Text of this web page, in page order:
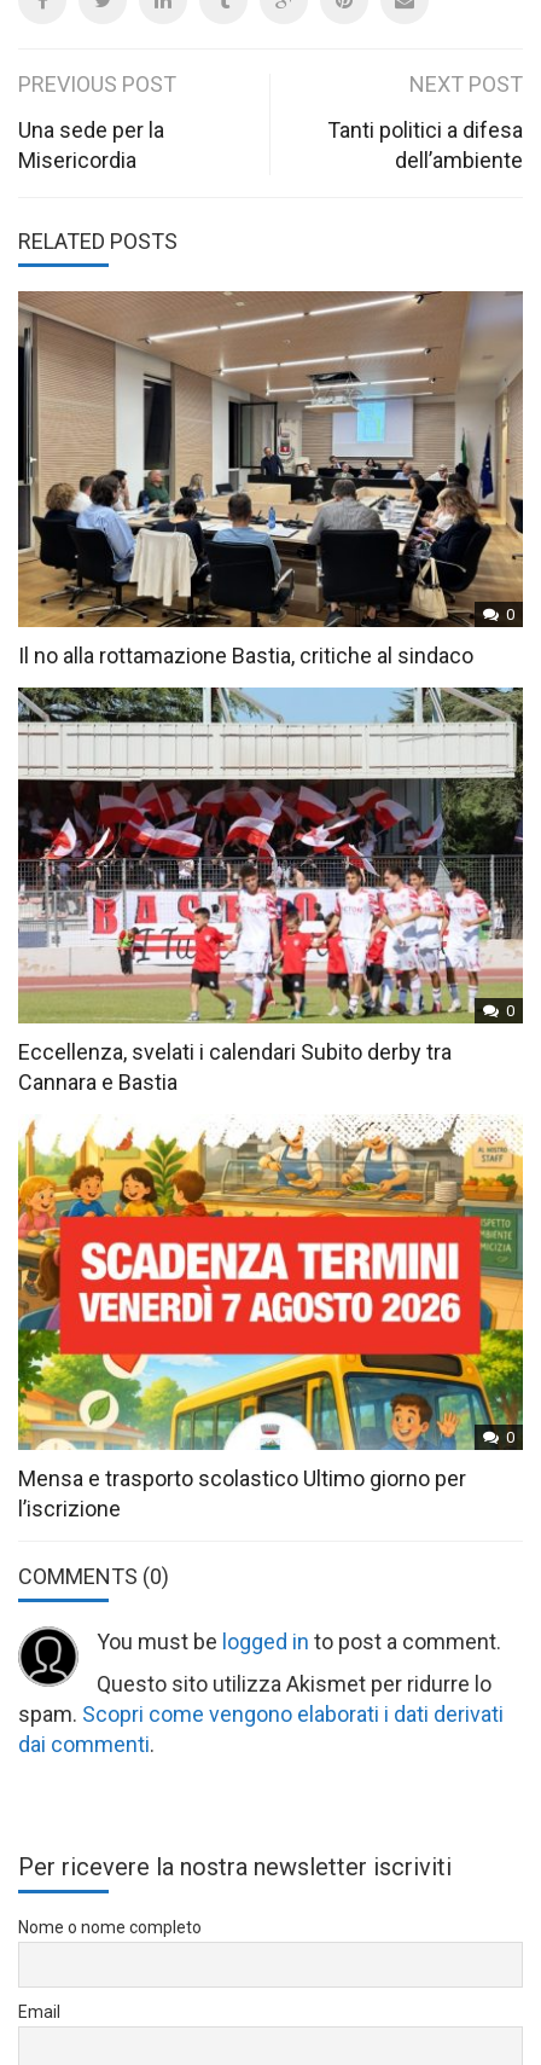
Post
navigation
PREVIOUS POST
Una sede per la
Misericordia
NEXT POST
Tanti politici a difesa
dell’ambiente
RELATED POSTS
0
Il no alla rottamazione Bastia, critiche al sindaco
0
Eccellenza, svelati i calendari Subito derby tra
Cannara e Bastia
0
Mensa e trasporto scolastico Ultimo giorno per
l’iscrizione
COMMENTS (0)
You must be logged in to post a comment.
Questo sito utilizza Akismet per ridurre lo
spam. Scopri come vengono elaborati i dati derivati
dai commenti.
Per ricevere la nostra newsletter iscriviti
Nome o nome completo
Email